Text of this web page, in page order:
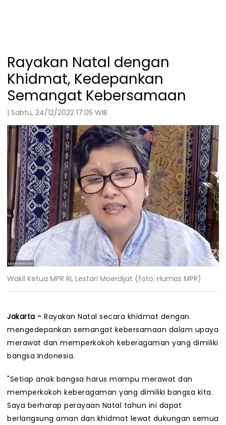
Rayakan Natal dengan
Khidmat, Kedepankan
Semangat Kebersamaan
| Sabtu, 24/12/2022 17:05 WIB
Wakil Ketua MPR RI, Lestari Moerdijat (foto: Humas MPR)
Jakarta - Rayakan Natal secara khidmat dengan
mengedepankan semangat kebersamaan dalam upaya
merawat dan memperkokoh keberagaman yang dimiliki
bangsa Indonesia.
"Setiap anak bangsa harus mampu merawat dan
memperkokoh keberagaman yang dimiliki bangsa kita.
Saya berharap perayaan Natal tahun ini dapat
berlangsung aman dan khidmat lewat dukungan semua